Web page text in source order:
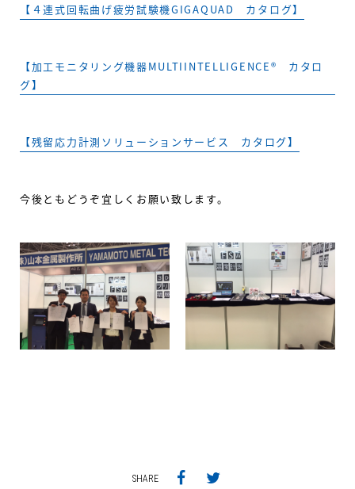
【４連式回転曲げ疲労試験機GIGAQUAD カタログ】
【加工モニタリング機器MULTIINTELLIGENCE® カタロ
グ】
【残留応力計測ソリューションサービス カタログ】
今後ともどうぞ宜しくお願い致します。
SHARE